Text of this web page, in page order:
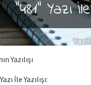
Yazılışı
İle Yazılışı: